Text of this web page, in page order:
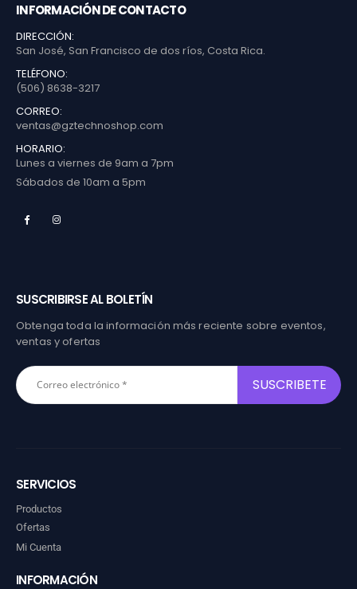
INFORMACIÓN DE CONTACTO
DIRECCIÓN:
San José, San Francisco de dos ríos, Costa Rica.
TELÉFONO:
(506) 8638-3217
CORREO:
ventas@gztechnoshop.com
HORARIO:
Lunes a viernes de 9am a 7pm
Sábados de 10am a 5pm
SUSCRIBIRSE AL BOLETÍN
Obtenga toda la información más reciente sobre eventos,
ventas y ofertas
SERVICIOS
Productos
Ofertas
Mi Cuenta
INFORMACIÓN